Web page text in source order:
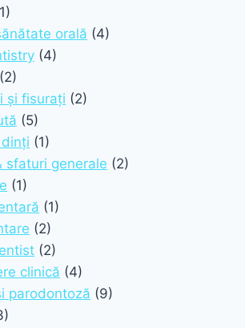
orală (4)
(4)
(2)
și fisurați (2)
(5)
(1)
sfaturi generale (2)
(1)
(1)
(2)
(2)
clinică (4)
parodontoză (9)